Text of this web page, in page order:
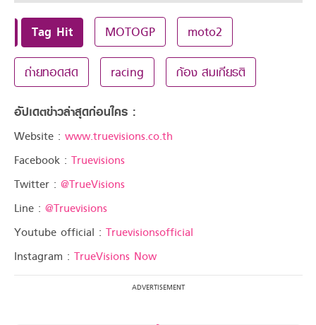
Tag Hit MOTOGP moto2
ถ่ายทอดสด racing ก้อง สมเกียรติ
อัปเดตข่าวล่าสุดก่อนใคร :
Website : www.truevisions.co.th
Facebook : Truevisions
Twitter : @TrueVisions
Line : @Truevisions
Youtube official : Truevisionsofficial
Instagram : TrueVisions Now